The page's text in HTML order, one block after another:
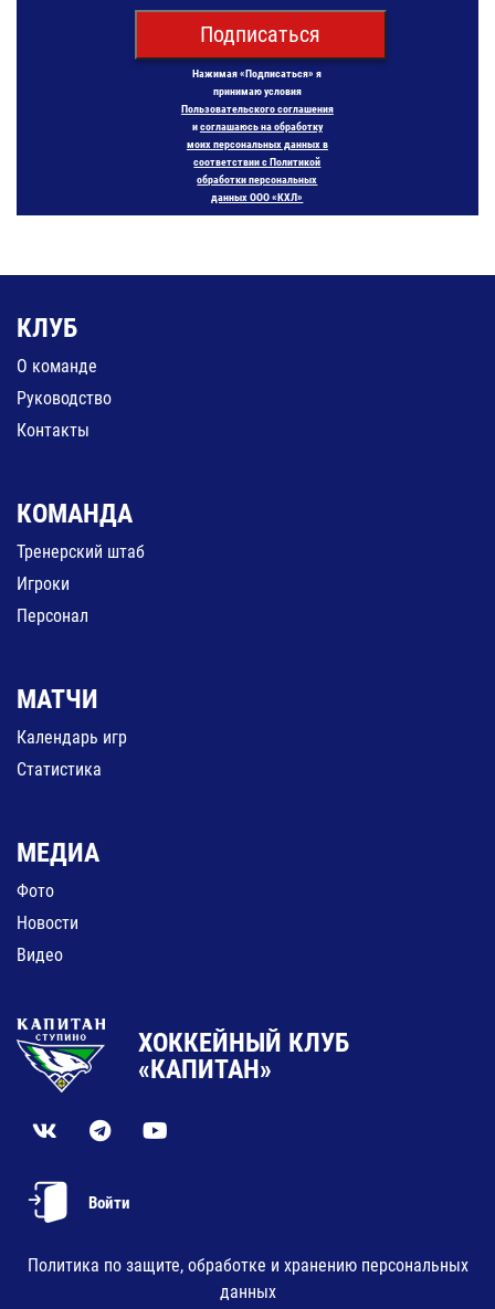
Подписаться
Нажимая «Подписаться» я
принимаю условия
Пользовательского соглашения
исоглашаюсь на обработку
моих персональных данных в
соответствии с Политикой
обработки персональных
данных ООО «КХЛ»
КЛУБ
О команде
Руководство
Контакты
КОМАНДА
Тренерский штаб
Игроки
Персонал
МАТЧИ
Календарь игр
Статистика
МЕДИА
Фото
Новости
Видео
ХОККЕЙНЫЙ КЛУБ
«КАПИТАН»
Войти
Политика по защите, обработке и хранению персональных
данных